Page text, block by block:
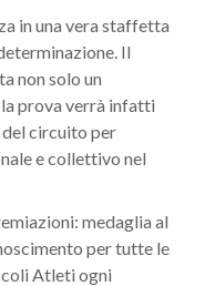
in una vera staffetta
Il
non solo un
prova verrà infatti
circuito per
e collettivo nel
medaglia al
per tutte le
Atleti ogni